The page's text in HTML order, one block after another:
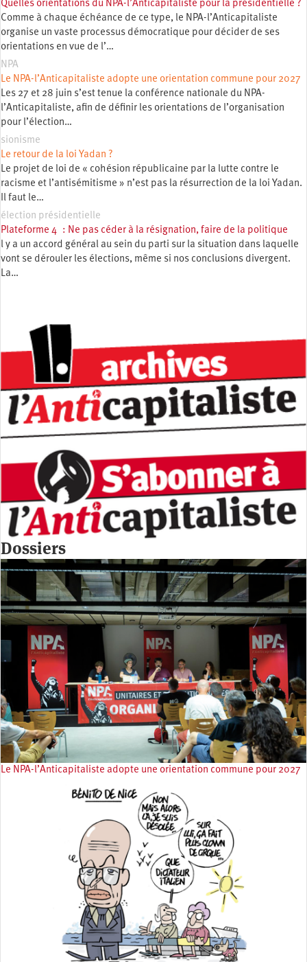
Quelles orientations du NPA-l’Anticapitaliste pour la présidentielle ?
Comme à chaque échéance de ce type, le NPA-l’Anticapitaliste
organise un vaste processus démocratique pour décider de ses
orientations en vue de l’…
NPA
Le NPA-l’Anticapitaliste adopte une orientation commune pour 2027
Les 27 et 28 juin s’est tenue la conférence nationale du NPA-
l’Anticapitaliste, afin de définir les orientations de l’organisation
pour l’élection…
sionisme
Le retour de la loi Yadan ?
Le projet de loi de « cohésion républicaine par la lutte contre le
racisme et l’antisémitisme » n’est pas la résurrection de la loi Yadan.
Il faut le…
élection présidentielle
Plateforme 4 : Ne pas céder à la résignation, faire de la politique
l y a un accord général au sein du parti sur la situation dans laquelle
vont se dérouler les élections, même si nos conclusions divergent.
La…
Dossiers
Le NPA-l’Anticapitaliste adopte une orientation commune pour 2027